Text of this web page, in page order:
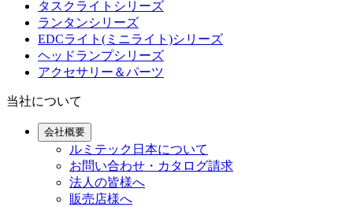
タスクライトシリーズ
ランタンシリーズ
EDCライト(ミニライト)シリーズ
ヘッドランプシリーズ
アクセサリー＆パーツ
当社について
会社概要
ルミテック日本について
お問い合わせ・カタログ請求
法人の皆様へ
販売店様へ